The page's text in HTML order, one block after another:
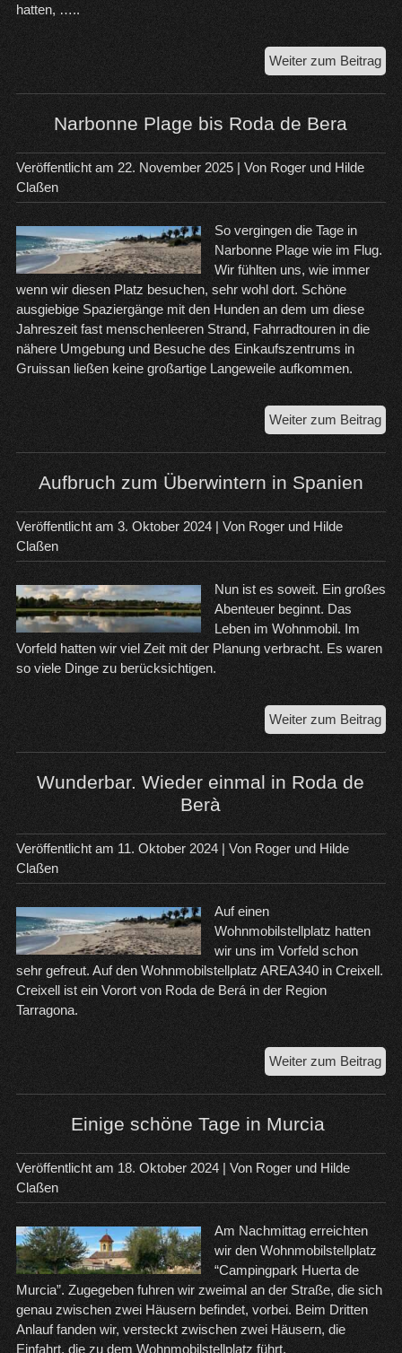
hatten, …..
Weiter zum Beitrag
in
Narbonne Plage bis Roda de Bera
Veröffentlicht am 22. November 2025| Von Roger und Hilde
Claßen
So vergingen die Tage in
Narbonne Plage wie im Flug.
Wir fühlten uns, wie immer
wenn wir diesen Platz besuchen, sehr wohl dort. Schöne
ausgiebige Spaziergänge mit den Hunden an dem um diese
Jahreszeit fast menschenleeren Strand, Fahrradtouren in die
nähere Umgebung und Besuche des Einkaufszentrums in
Gruissan ließen keine großartige Langeweile aufkommen.
Weiter zum Beitrag
bis
Aufbruch zum Überwintern in Spanien
Veröffentlicht am 3. Oktober 2024| Von Roger und Hilde
Claßen
Nun ist es soweit. Ein großes
Abenteuer beginnt. Das
Leben im Wohnmobil. Im
Vorfeld hatten wir viel Zeit mit der Planung verbracht. Es waren
so viele Dinge zu berücksichtigen.
Weiter zum Beitrag
in
Wunderbar. Wieder einmal in Roda de
Berà
Veröffentlicht am 11. Oktober 2024| Von Roger und Hilde
Claßen
Auf einen
Wohnmobilstellplatz hatten
wir uns im Vorfeld schon
sehr gefreut. Auf den Wohnmobilstellplatz AREA340 in Creixell.
Creixell ist ein Vorort von Roda de Berá in der Region
Tarragona.
Weiter zum Beitrag
de
Einige schöne Tage in Murcia
Veröffentlicht am 18. Oktober 2024| VonRoger und Hilde
Claßen
Am Nachmittag erreichten
wir den Wohnmobilstellplatz
“Campingpark Huerta de
Murcia”. Zugegeben fuhren wir zweimal an der Straße, die sich
genau zwischen zwei Häusern befindet, vorbei. Beim Dritten
Anlauf fanden wir, versteckt zwischen zwei Häusern, die
Einfahrt, die zu dem Wohnmobilstellplatz führt.